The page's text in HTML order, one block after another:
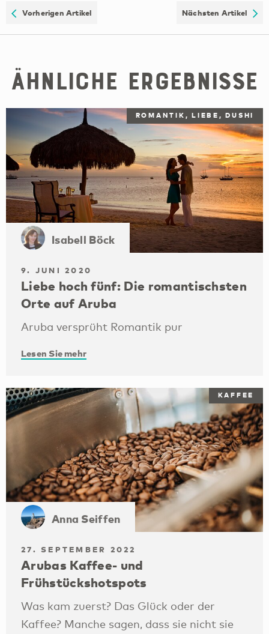
Vorherigen Artikel Nächsten Artikel
Ähnliche Ergebnisse
ROMANTIK, LIEBE, DUSHI
Isabell Böck
9. JUNI 2020
Liebe hoch fünf: Die romantischsten
Orte auf Aruba
Aruba versprüht Romantik pur
Lesen Sie mehr
KAFFEE
Anna Seiffen
27. SEPTEMBER 2022
Arubas Kaffee- und
Frühstückshotspots
Was kam zuerst? Das Glück oder der
Kaffee? Manche sagen, dass sie nicht sie